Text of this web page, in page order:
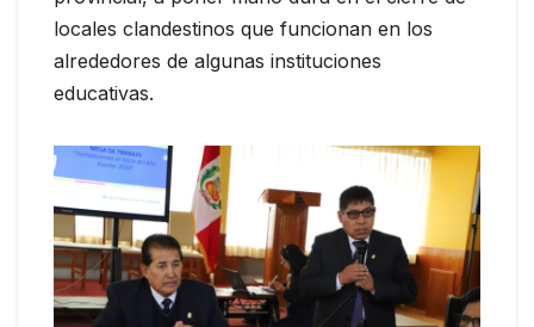
locales clandestinos que funcionan en los
alrededores de algunas instituciones
educativas.